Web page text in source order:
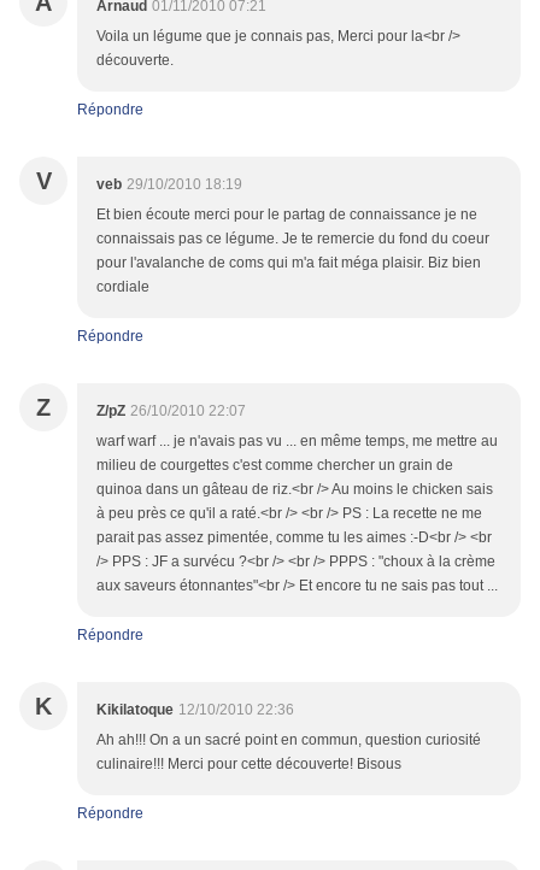
Arnaud 01/11/2010 07:21
Voila un légume que je connais pas, Merci pour la<br />
découverte.
Répondre
V veb 29/10/2010 18:19
Et bien écoute merci pour le partag de connaissance je ne
connaissais pas ce légume. Je te remercie du fond du coeur
pour l'avalanche de coms qui m'a fait méga plaisir. Biz bien
cordiale
Répondre
Z Z/pZ 26/10/2010 22:07
warf warf ... je n'avais pas vu ... en même temps, me mettre au
milieu de courgettes c'est comme chercher un grain de
quinoa dans un gâteau de riz.<br /> Au moins le chicken sais
à peu près ce qu'il a raté.<br /> <br /> PS : La recette ne me
parait pas assez pimentée, comme tu les aimes :-D<br /> <br
/> PPS : JF a survécu ?<br /> <br /> PPPS : "choux à la crème
aux saveurs étonnantes"<br /> Et encore tu ne sais pas tout ...
Répondre
K Kikilatoque 12/10/2010 22:36
Ah ah!!! On a un sacré point en commun, question curiosité
culinaire!!! Merci pour cette découverte! Bisous
Répondre